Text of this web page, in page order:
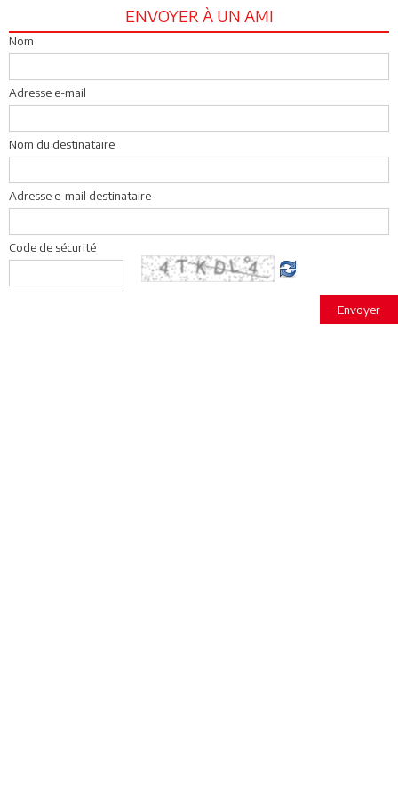
ENVOYER À UN AMI
Nom
Adresse e-mail
Nom du destinataire
Adresse e-mail destinataire
Code de sécurité
Envoyer